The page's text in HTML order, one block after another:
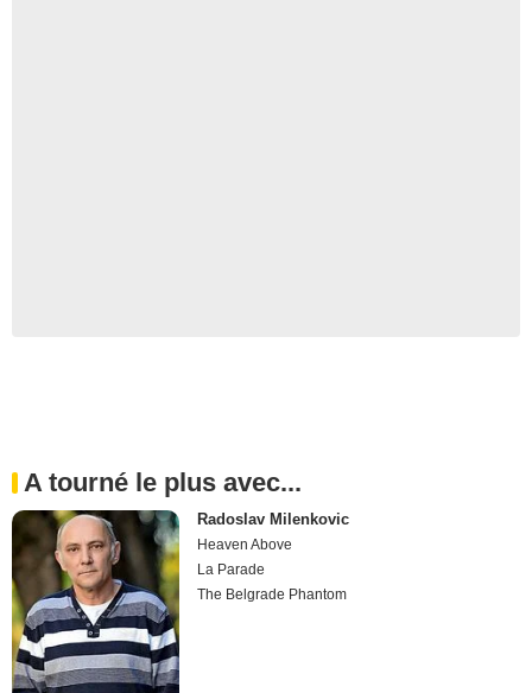
A tourné le plus avec...
Radoslav Milenkovic
Heaven Above
La Parade
The Belgrade Phantom